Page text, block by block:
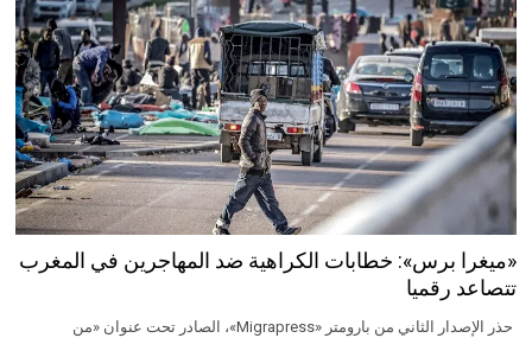
«ميغرا برس»: خطابات الكراهية ضد المهاجرين في المغرب
تتصاعد رقميا
حذر الإصدار الثاني من بارومتر «Migrapress»، الصادر تحت عنوان «من